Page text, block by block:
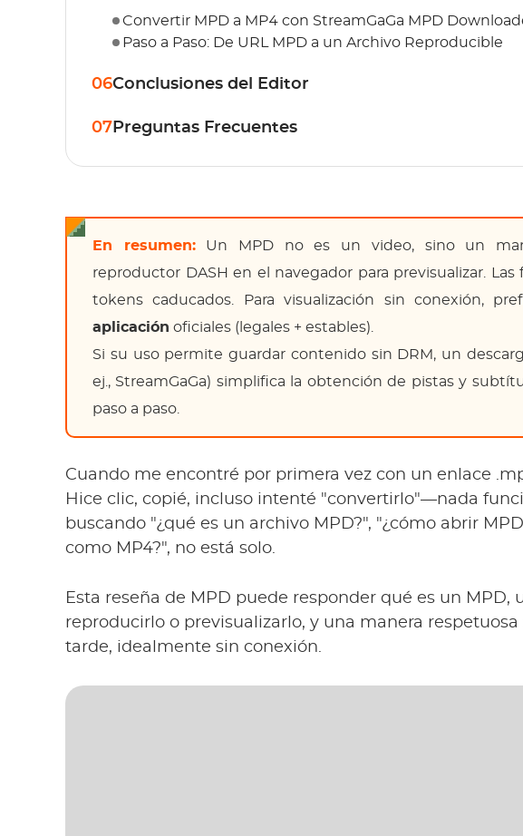
Convertir MPD a MP4 con StreamGaGa MPD
Paso a Paso: De URL MPD a un Archivo Reproducible
06Conclusiones del Editor
07 Preguntas Frecuentes
En resumen:Un MPD no es un video, sino un
reproductor DASH en el navegador para previsualizar. Las
tokens caducados. Para visualización sin conexión,
aplicación oficiales (legales + estables).
Si su uso permite guardar contenido sin DRM, un
ej., StreamGaGa) simplifica la obtención de pistas y
paso a paso.
Cuando me encontré por primera vez con un enlace
Hice clic, copié, incluso intenté "convertirlo"—nada
buscando "¿qué es un archivo MPD?", "¿cómo abrir
como MP4?", no está solo.
Esta reseña de MPD puede responder qué es un MPD,
reproducirlo o previsualizarlo, y una manera
tarde, idealmente sin conexión.